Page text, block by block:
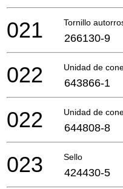
Tornillo
021 266130-9
Unidad de
022 643866-1
Unidad de
022 644808-8
Sello
023 424430-5